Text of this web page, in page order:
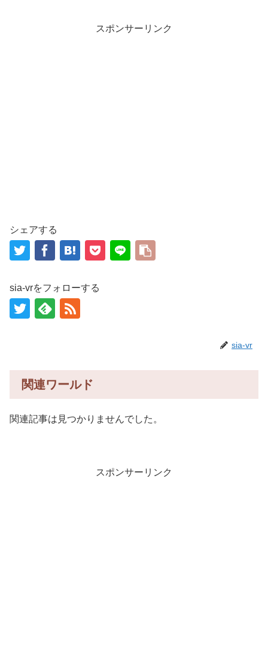
スポンサーリンク
シェアする
sia-vrをフォローする
sia-vr
関連ワールド
関連記事は見つかりませんでした。
スポンサーリンク